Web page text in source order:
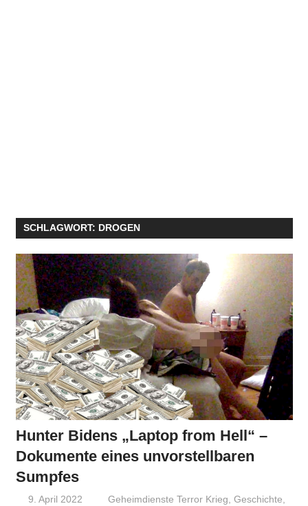
SCHLAGWORT: DROGEN
Hunter Bidens „Laptop from Hell“ –
Dokumente eines unvorstellbaren
Sumpfes
9. April 2022 Niki Vogt
Geheimdienste Terror Krieg,Geschichte,